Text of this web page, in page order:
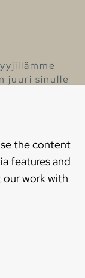
the content
features and
our work with
juuri sinulle